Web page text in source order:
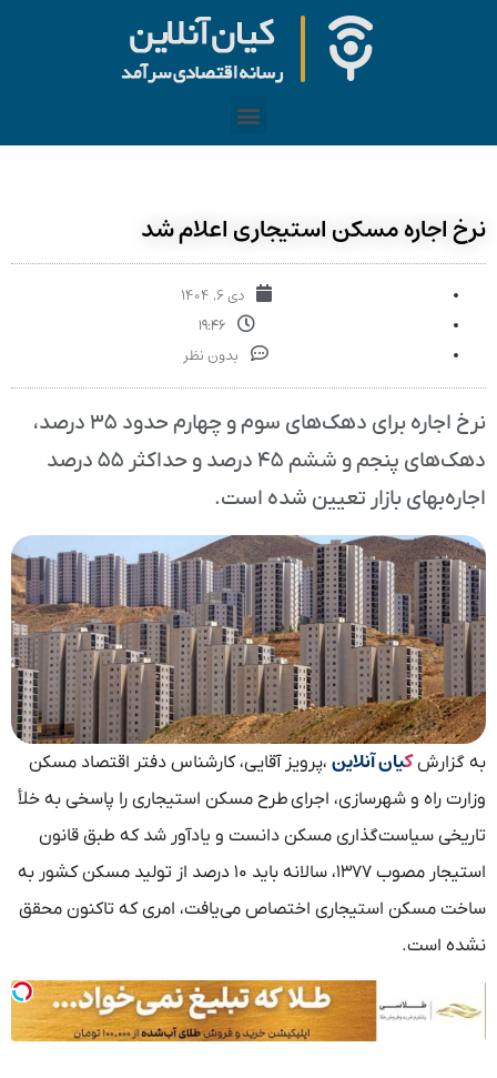
نرخ اجاره مسکن‌ استیجاری اعلام شد
دی ۶, ۱۴۰۴
۱۹:۴۶
بدون نظر
نرخ اجاره برای دهک‌های سوم و چهارم حدود ۳۵ درصد،
دهک‌های پنجم و ششم ۴۵ درصد و حداکثر ۵۵ درصد
اجاره‌بهای بازار تعیین شده است.
به گزارشکیان آنلاین ،پرویز آقایی، کارشناس دفتر اقتصاد مسکن
وزارت راه و شهرسازی، اجرای طرح مسکن استیجاری را پاسخی به خلأ
تاریخی سیاست‌گذاری مسکن دانست و یادآور شد که طبق قانون
استیجار مصوب ۱۳۷۷، سالانه باید ۱۰ درصد از تولید مسکن کشور به
ساخت مسکن استیجاری اختصاص می‌یافت، امری که تاکنون محقق
نشده است.